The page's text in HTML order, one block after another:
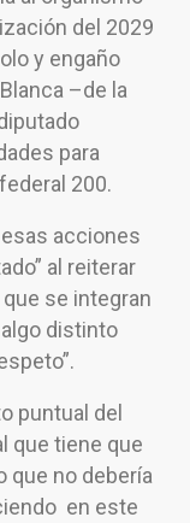
del 2029
y engaño
–de la
para
200.
acciones
al reiterar
se integran
distinto
puntual del
que tiene que
que no debería
en este